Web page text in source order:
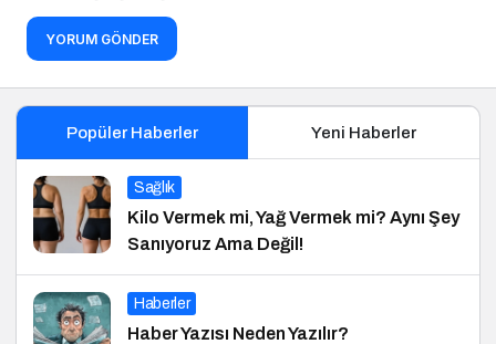
YORUM GÖNDER
Popüler Haberler Yeni Haberler
Sağlık
Kilo Vermek mi, Yağ Vermek mi? Aynı Şey
Sanıyoruz Ama Değil!
Haberler
Haber Yazısı Neden Yazılır?